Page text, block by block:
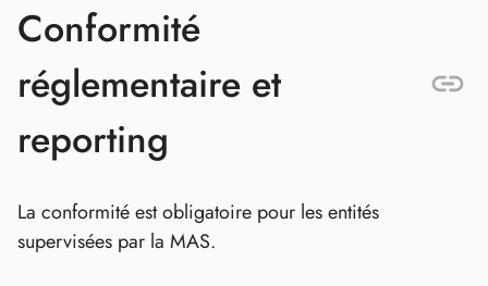
Conformité
réglementaire et
reporting
La conformité est obligatoire pour les entités
supervisées par la MAS.